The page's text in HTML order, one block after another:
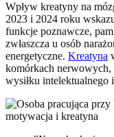
Wpływ kreatyny na
2023 i 2024 roku
funkcje poznawcze,
zwłaszcza u osób
energetyczne. Kreatyna
komórkach nerwowych,
wysiłku intelektualnego